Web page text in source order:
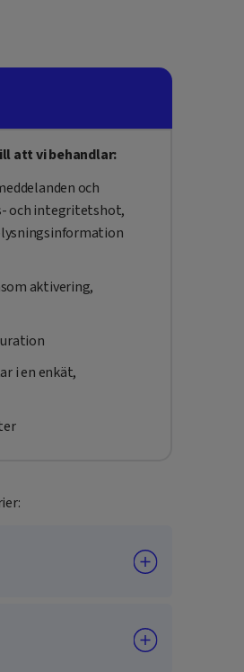
att vi behandlar:
och
och integritetshot,
aktivering,
i en enkät,